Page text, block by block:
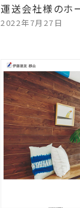
運送会社様のホ
2022年7月27日